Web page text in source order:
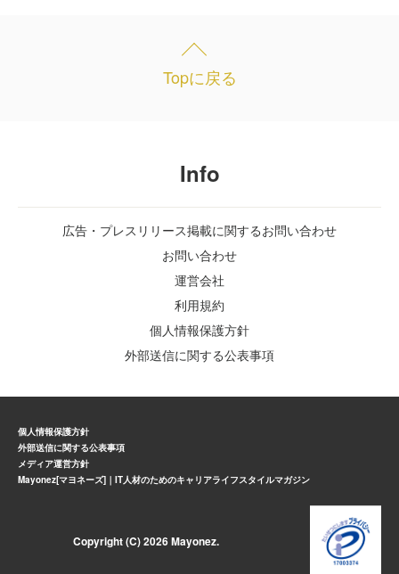
Topに戻る
Info
広告・プレスリリース掲載に関するお問い合わせ
お問い合わせ
運営会社
利用規約
個人情報保護方針
外部送信に関する公表事項
個人情報保護方針
外部送信に関する公表事項
メディア運営方針
Mayonez[マヨネーズ]｜IT人材のためのキャリアライフスタイルマガジン
Copyright (C) 2026 Mayonez.